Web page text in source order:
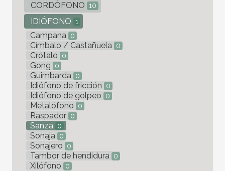
CORDÓFONO 10
IDIÓFONO 1
Campana 0
Címbalo / Castañuela 0
Crótalo 0
Gong 0
Guimbarda 0
Idiófono de fricción 0
Idiófono de golpeo 0
Metalófono 0
Raspador 0
Sanza 0
Sonaja 0
Sonajero 0
Tambor de hendidura 0
Xilófono 0